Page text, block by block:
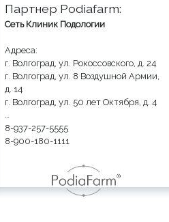
Партнер Podiafarm:
Сеть Клиник Подологии
Адреса:
г. Волгоград, ул. Рокоссовского, д. 24
г. Волгоград, ул. 8 Воздушной Армии,
д. 14
г. Волгоград, ул. 50 лет Октября, д. 4
8-937-257-5555
8-900-180-1111
https://podolog.school